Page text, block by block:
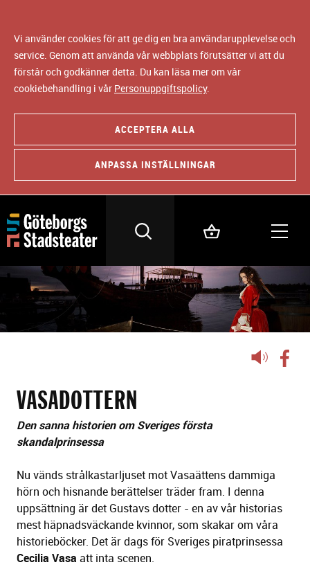
Vi använder cookies för att ge dig en bra användarupplevelse och
service. Genom att använda vår webbplats förutsätter vi att du
förstår och godkänner detta. Du kan läsa mer om vår
cookiebehandling i vår Personuppgiftspolicy.
ACCEPTERA ALLA
ANPASSA INSTÄLLNINGAR
Lyssna
VASADOTTERN
Den sanna historien om Sveriges första
skandalprinsessa
Nu vänds strålkastarljuset mot Vasaättens dammiga
hörn och hisnande berättelser träder fram. I denna
uppsättning är det Gustavs dotter - en av vår historias
mest häpnadsväckande kvinnor, som skakar om våra
historieböcker. Det är dags för Sveriges piratprinsessa
Cecilia Vasa att inta scenen.